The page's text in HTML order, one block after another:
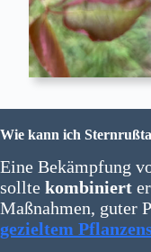
Wie kann ich
Eine Bekämpfung
sollte kombiniert
Maßnahmen, guter
gezieltem